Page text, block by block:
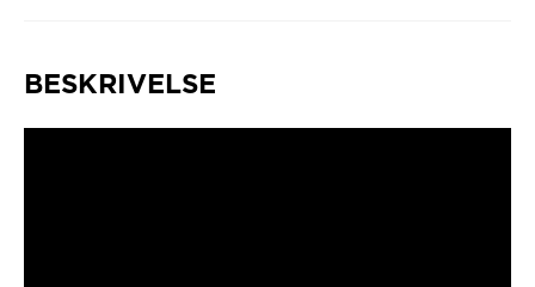
BESKRIVELSE